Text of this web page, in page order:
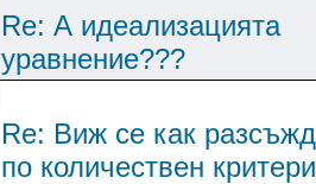
Re: А идеализацията
уравнение???
Re: Виж се как
по количествен